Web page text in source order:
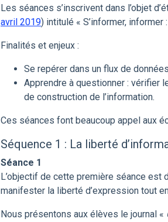
Les séances s’inscrivent dans l’objet
avril 2019) intitulé « S’informer,
Finalités et enjeux :
Se repérer dans un flux de
Apprendre à questionner : vérifier
de construction de l’information.
Ces séances font beaucoup appel aux
Séquence 1 : La liberté
Séance 1
L’objectif de cette première séance est
manifester la liberté d’expression tout
Nous présentons aux élèves le journal «